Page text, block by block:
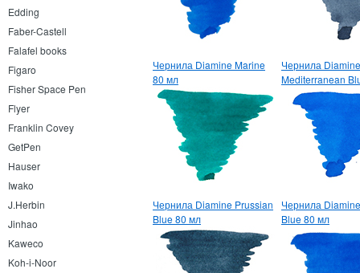
Edding
Faber-Castell
Falafel books
Figaro
Fisher Space Pen
Flyer
Franklin Covey
GetPen
Hauser
Iwako
J.Herbin
Jinhao
Kaweco
Koh-i-Noor
Чернила Diamine Marine
80 мл
Чернила Diamine
Mediterranean
Чернила Diamine Prussian
Blue 80 мл
Чернила
Blue 80 мл